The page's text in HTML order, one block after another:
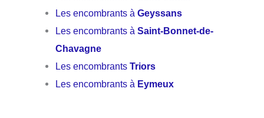
Les encombrants àGeyssans
Les encombrants àSaint-Bonnet-de-
Chavagne
Les encombrantsTriors
Les encombrants à Eymeux